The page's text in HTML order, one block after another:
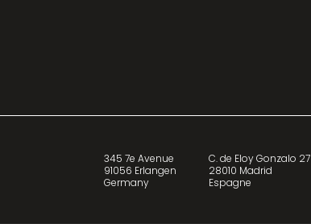
345 7e Avenue
91056 Erlangen
Germany
C. de Eloy Gonzalo 27
28010 Madrid
Espagne